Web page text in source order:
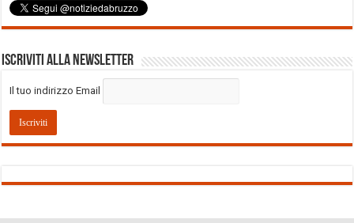
Iscriviti alla Newsletter
Il tuo indirizzo Email